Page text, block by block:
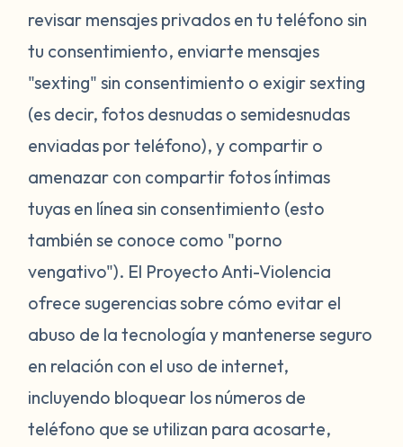
revisar mensajes privados en tu teléfono sin
tu consentimiento, enviarte mensajes
"sexting" sin consentimiento o exigir sexting
(es decir, fotos desnudas o semidesnudas
enviadas por teléfono), y compartir o
amenazar con compartir fotos íntimas
tuyas en línea sin consentimiento (esto
también se conoce como "porno
vengativo"). El Proyecto Anti-Violencia
ofrece sugerencias sobre cómo evitar el
abuso de la tecnología y mantenerse seguro
en relación con el uso de internet,
incluyendo bloquear los números de
teléfono que se utilizan para acosarte,